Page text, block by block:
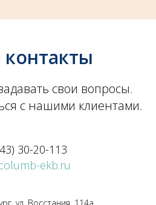
свои вопросы.
с нашими клиентами.
30-20-113
ekb.ru